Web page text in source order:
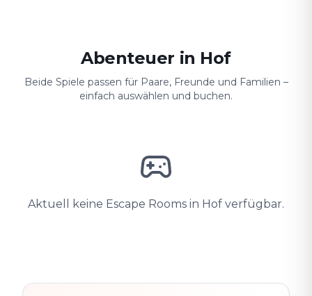
Abenteuer in Hof
Beide Spiele passen für Paare, Freunde und Familien –
einfach auswählen und buchen.
Aktuell keine Escape Rooms in Hof verfügbar.